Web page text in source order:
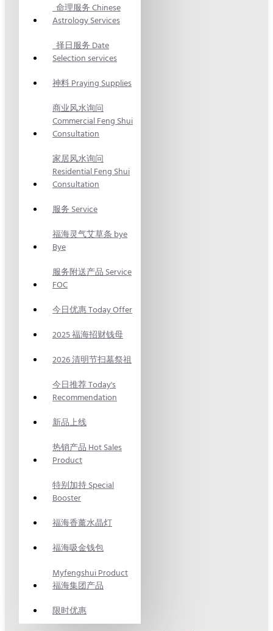
命理服务 Chinese
Astrology Services
择日服务 Date
Selection services
神料 Praying Supplies
商业风水询问
Commercial Feng Shui
Consultation
家居风水询问
Residential Feng Shui
Consultation
服务 Service
福海灵气艾草条 bye
Bye
服务附送产品 Service
FOC
今日优惠 Today Offer
2025 福海招财钱母
2026 清明节扫墓祭祖
今日推荐 Today's
Recommendation
新品上线
热销产品 Hot Sales
Product
特别加持 Special
Booster
福海香薰水晶灯
福海吸金钱包
Myfengshui Product
福海集团产品
限时优惠